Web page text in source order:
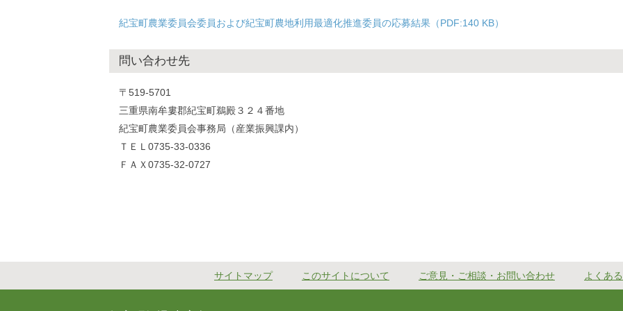
紀宝町農業委員会委員および紀宝町農地利用最適化推進委員の応募結果（PDF:140 KB）
問い合わせ先
〒519-5701
三重県南牟婁郡紀宝町鵜殿３２４番地
紀宝町農業委員会事務局（産業振興課内）
ＴＥＬ0735-33-0336
ＦＡＸ0735-32-0727
サイトマップ このサイトについて ご意見・ご相談・お問い合わせ よくあ